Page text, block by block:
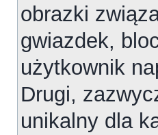
obrazki
gwiazdek,
użytkownik
Drugi,
unikalny dla